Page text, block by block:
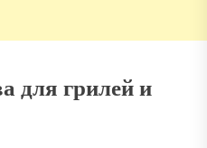
для грилей и